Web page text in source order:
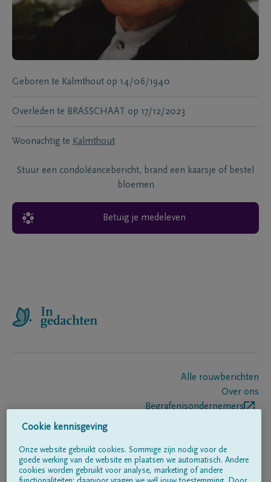
Geboren te Kalmthout op 14/06/1940
Overleden te BRASSCHAAT op 17/12/2023
Woonachtig te Kalmthout
Stuur een condoléancebericht, brand een kaarsje of bestel
bloemen
Betuig je medeleven
Alle rouwberichten
Over ons
Begrafenisondernemers
Volg ons op
Cookie kennisgeving
Onze website gebruikt cookies. Sommige zijn nodig voor de
goede werking van de website en plaatsen we automatisch. Andere
cookies worden gebruikt voor analyse, marketing of andere